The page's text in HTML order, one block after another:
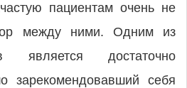
пациентам очень не
между ними. Одним из
является достаточно
зарекомендовавший себя